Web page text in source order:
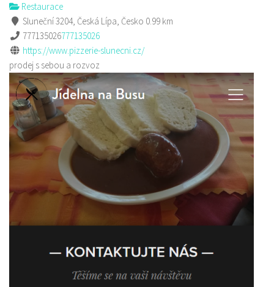
Restaurace
Sluneční 3204, Česká Lípa, Česko 0.99 km
777135026777135026
https://www.pizzerie-slunecni.cz/
prodej s sebou a rozvoz